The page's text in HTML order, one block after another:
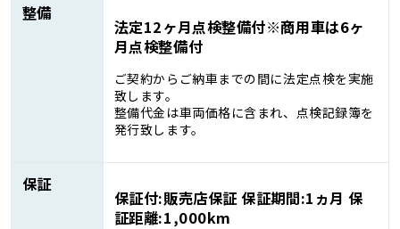
整備
法定12ヶ月点検整備付※商用車は6ヶ
月点検整備付
ご契約からご納車までの間に法定点検を実施
致します。
整備代金は車両価格に含まれ、点検記録簿を
発行致します。
保証
保証付:販売店保証 保証期間:1ヵ月 保
証距離:1,000km